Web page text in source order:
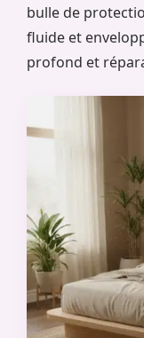
bulle de
fluide et
profond et